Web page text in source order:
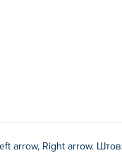
arrow, Right arrow.